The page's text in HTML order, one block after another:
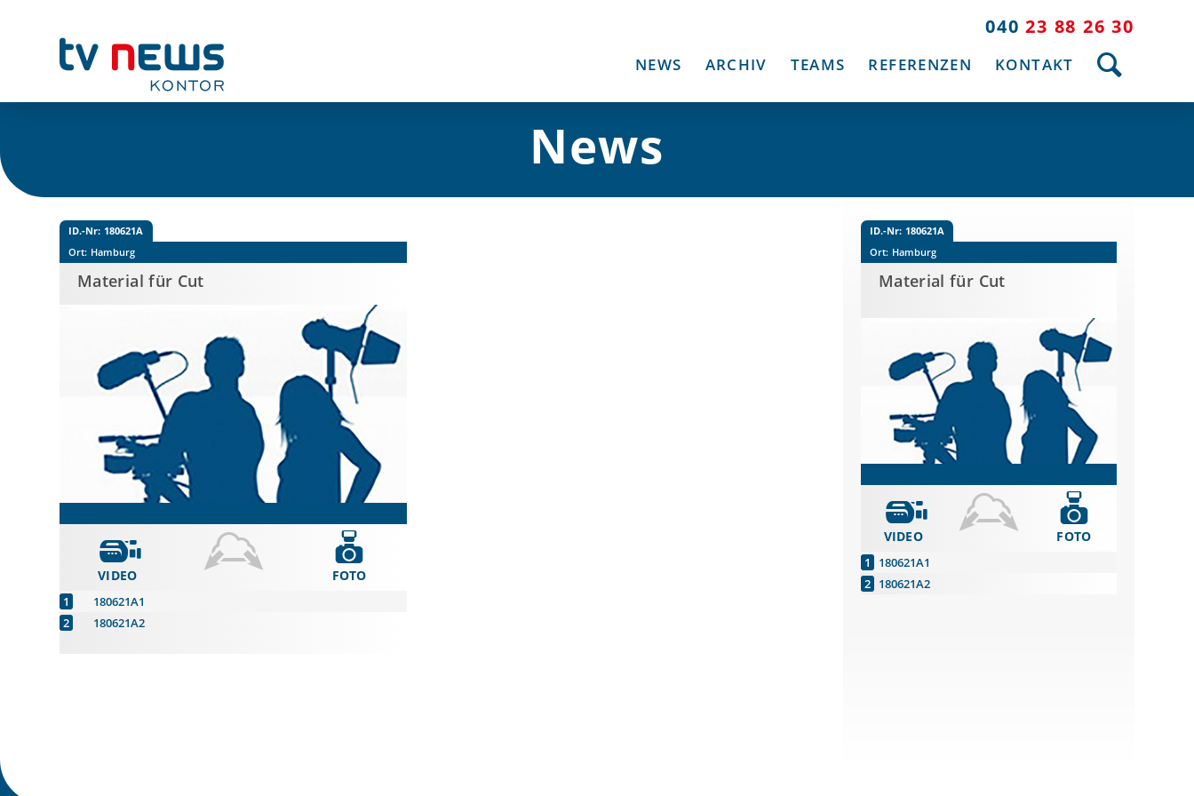
040 23 88 26 30
NEWS ARCHIV TEAMS REFERENZEN KONTAKT
News
ID.-Nr: 180621A
Ort: Hamburg
Material für Cut
VIDEO
180621A1
180621A2
FOTO
ID.-Nr: 180621A
Ort: Hamburg
Material für Cut
VIDEO
180621A1
180621A2
FOTO